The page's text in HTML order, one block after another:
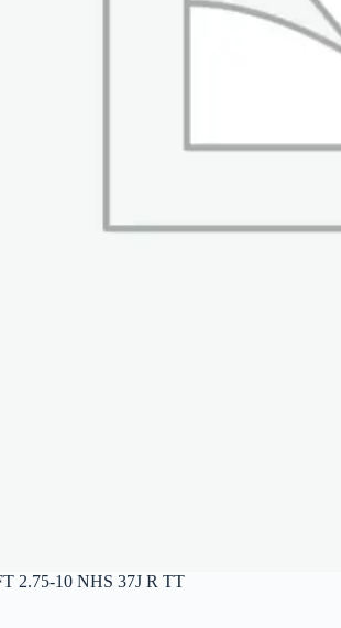
2.75-10 NHS 37J R TT